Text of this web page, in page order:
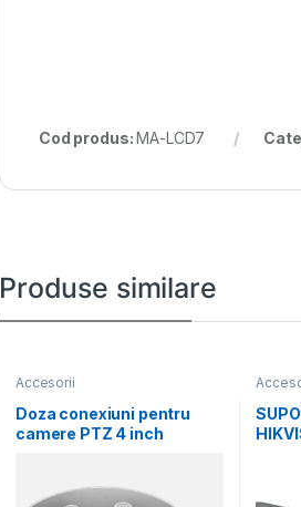
Cod produs:MA-LCD7
Produse similare
Accesorii
Doza conexiuni pentru
camere PTZ 4 inch